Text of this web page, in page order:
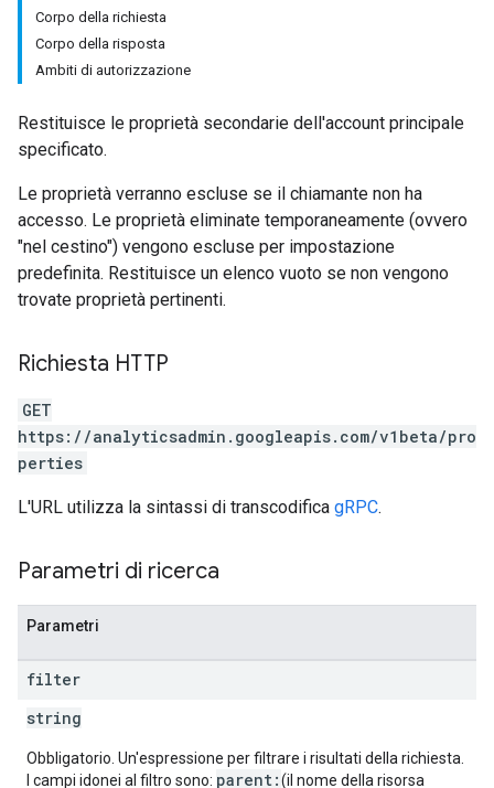
Corpo della richiesta
Corpo della risposta
Ambiti di autorizzazione
Restituisce le proprietà secondarie dell'account principale
specificato.
Le proprietà verranno escluse se il chiamante non ha
accesso. Le proprietà eliminate temporaneamente (ovvero
"nel cestino") vengono escluse per impostazione
predefinita. Restituisce un elenco vuoto se non vengono
trovate proprietà pertinenti.
Richiesta HTTP
GET
https://analyticsadmin.googleapis.com/v1beta/pro
perties
L'URL utilizza la sintassi di transcodifica gRPC.
Parametri di ricerca
Parametri
filter
string
Obbligatorio. Un'espressione per filtrare i risultati della richiesta.
I campi idonei al filtro sono: parent:(il nome della risorsa